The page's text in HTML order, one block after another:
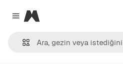
Close menu
Magnific